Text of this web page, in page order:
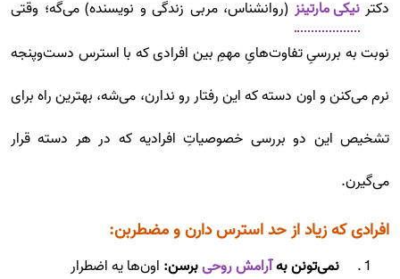
دکترنیکی مارتینز (روانشناس، مربی زندگی و نویسنده) می‌گه؛ وقتی
نوبت به بررسیِ تفاوت‌هایِ مهمِ بین افرادی که با استرس دست‌و‌پنجه
نرم می‌کنن و اون دسته که این رفتار رو ندارن، می‌شه، بهترین راه برای
تشخیص این دو بررسی خصوصیاتِ افرادیه که در هر دسته قرار
می‌گیرن.
افرادی که زیاد از حد استرس دارن و مضطربن:
نمی‌تونن بهآرامش روحیبرسن: اون‌ها یه اضطرار